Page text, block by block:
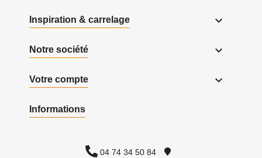
Inspiration & carrelage 
Notre société 
Votre compte 
Informations
04 74 34 50 84